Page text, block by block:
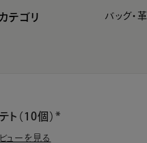
テゴリ バッグ・
ト（10個）*
ューを見る